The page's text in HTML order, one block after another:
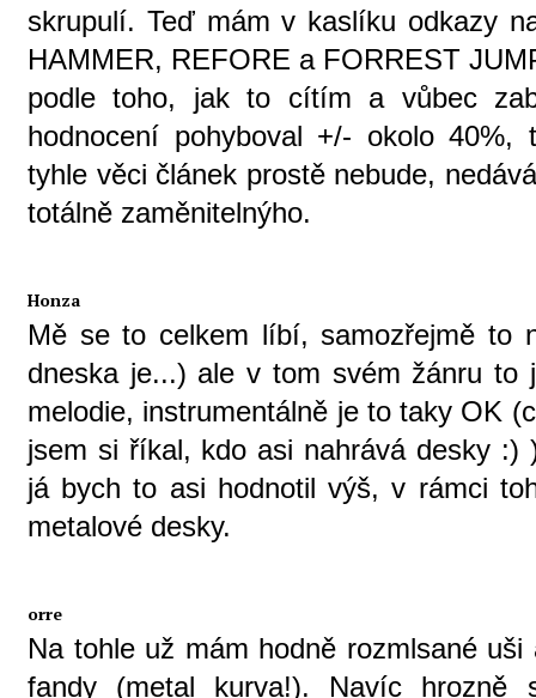
skrupulí. Teď mám v kaslíku odkazy
HAMMER, REFORE a FORREST
podle toho, jak to cítím a vůbec
hodnocení pohyboval +/- okolo
tyhle věci článek prostě nebude,
totálně zaměnitelnýho.
Honza
Mě se to celkem líbí, samozřejmě to
dneska je...) ale v tom svém žánru to
melodie, instrumentálně je to taky OK
jsem si říkal, kdo asi nahrává desky :)
já bych to asi hodnotil výš, v rámci
metalové desky.
orre
Na tohle už mám hodně rozmlsané
fandy (metal kurva!). Navíc